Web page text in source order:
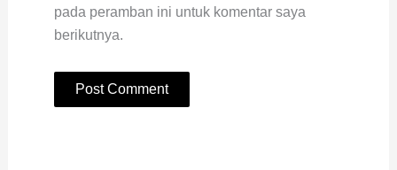
pada peramban ini untuk komentar saya
berikutnya.